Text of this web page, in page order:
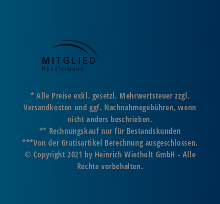
* Alle Preise exkl. gesetzl. Mehrwertsteuer zzgl.
Versandkosten und ggf. Nachnahmegebühren, wenn
nicht anders beschrieben.
** Rechnungskauf nur für Bestandskunden
***Von der Gratisartikel Berechnung ausgeschlossen.
© Copyright 2021 by Heinrich Wietholt GmbH - Alle
Rechte vorbehalten.